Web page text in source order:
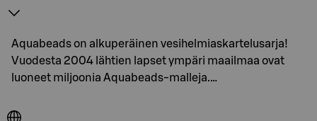
Aquabeads on alkuperäinen vesihelmiaskartelusarja!
Vuodesta 2004 lähtien lapset ympäri maailmaa ovat
luoneet miljoonia Aquabeads-malleja.…